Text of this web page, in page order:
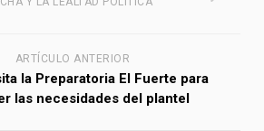
ARTÍCULO ANTERIOR
la Preparatoria El Fuerte para
las necesidades del plantel